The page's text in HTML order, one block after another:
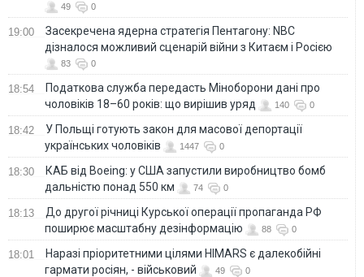
49 0
19:00
Засекречена ядерна стратегія Пентагону: NBC
дізналося можливий сценарій війни з Китаєм і Росією
83 0
18:54
Податкова служба передасть Міноборони дані про
чоловіків 18–60 років: що вирішив уряд
140 0
18:42
У Польщі готують закон для масової депортації
українських чоловіків
1447 0
18:30
КАБ від Boeing: у США запустили виробництво бомб
дальністю понад 550 км
74 0
18:13
До другої річниці Курської операції пропаганда РФ
поширює масштабну дезінформацію
88 0
18:01
Наразі пріоритетними цілями HIMARS є далекобійні
гармати росіян, - військовий
49 0